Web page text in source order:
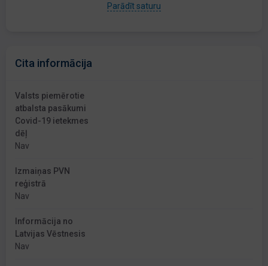
Parādīt saturu
Cita informācija
Valsts piemērotie
atbalsta pasākumi
Covid-19 ietekmes
dēļ
Nav
Izmaiņas PVN
reģistrā
Nav
Informācija no
Latvijas Vēstnesis
Nav